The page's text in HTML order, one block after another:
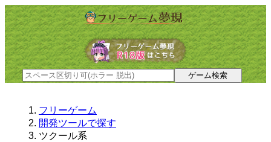
フリーゲーム
開発ツールで探す
ツクール系